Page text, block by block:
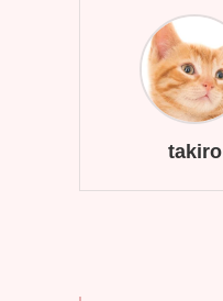
takiro